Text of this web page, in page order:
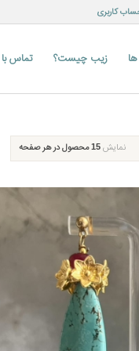
کاربری
زیب چیست؟ تماس
نمایش15 محصول در هر صفحه